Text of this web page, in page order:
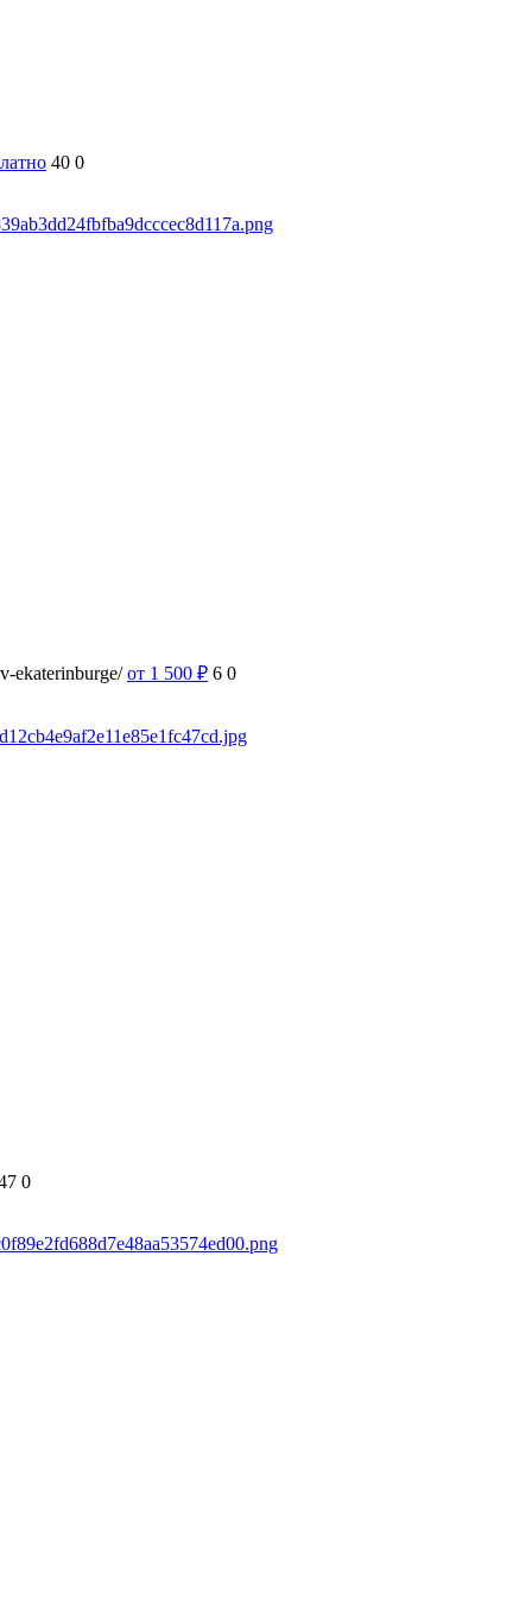
40 0
ekaterinburge/ от 1 500 ₽ 6 0
0